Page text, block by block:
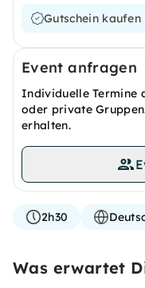
Gutschein kaufen
Event anfragen
Individuelle Termine
oder private
erhalten.
2h30
Was erwartet